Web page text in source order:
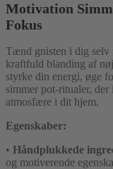
Motivation
Fokus
Tænd gnisten i dig selv
kraftfuld blanding af
styrke din energi, øge
simmer pot-ritualer,
atmosfære i dit hjem.
Egenskaber:
• Håndplukkede
og motiverende